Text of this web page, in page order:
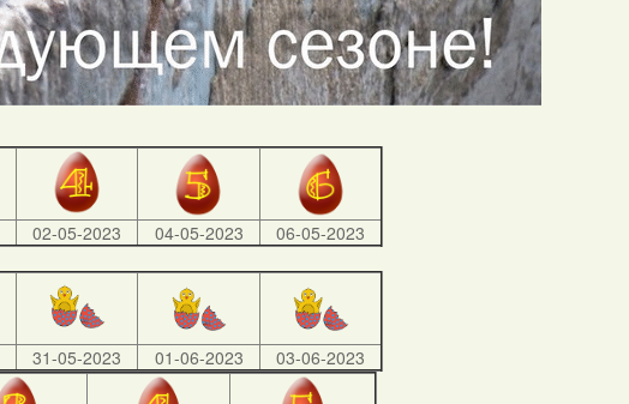
02-05-2023 04-05-2023 06-05-2023
31-05-2023 01-06-2023 03-06-2023